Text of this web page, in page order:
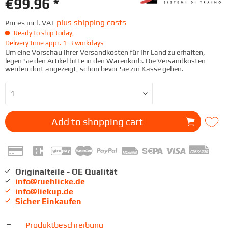
€99.96 *
Prices incl. VAT plus shipping costs
Ready to ship today,
Delivery time appr. 1-3 workdays
Um eine Vorschau Ihrer Versandkosten für Ihr Land zu erhalten,
legen Sie den Artikel bitte in den Warenkorb. Die Versandkosten
werden dort angezeigt, schon bevor Sie zur Kasse gehen.
Add to shopping cart
Originalteile - OE Qualität
info@ruehlicke.de
info@liekup.de
Sicher Einkaufen
Produktbeschreibung